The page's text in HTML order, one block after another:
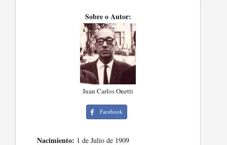
Sobre o Autor:
Juan Carlos Onetti
Facebook
Nacimiento: 1 de Julio de 1909